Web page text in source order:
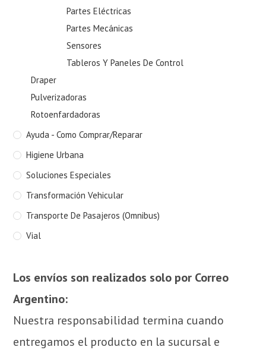
Partes Eléctricas
Partes Mecánicas
Sensores
Tableros Y Paneles De Control
Draper
Pulverizadoras
Rotoenfardadoras
Ayuda - Como Comprar/Reparar
Higiene Urbana
Soluciones Especiales
Transformación Vehicular
Transporte De Pasajeros (Omnibus)
Vial
Los envíos son realizados solo por Correo
Argentino:
Nuestra responsabilidad termina cuando
entregamos el producto en la sucursal e